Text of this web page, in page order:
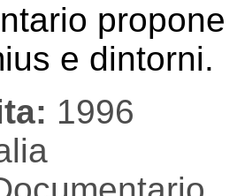
e dintorni.
1996